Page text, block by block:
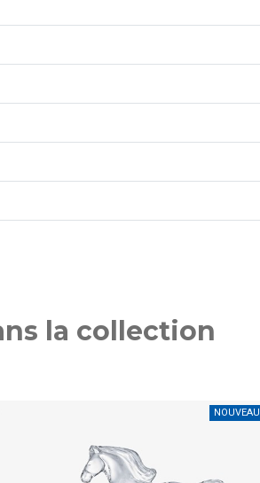
la collection
NOUVEAU